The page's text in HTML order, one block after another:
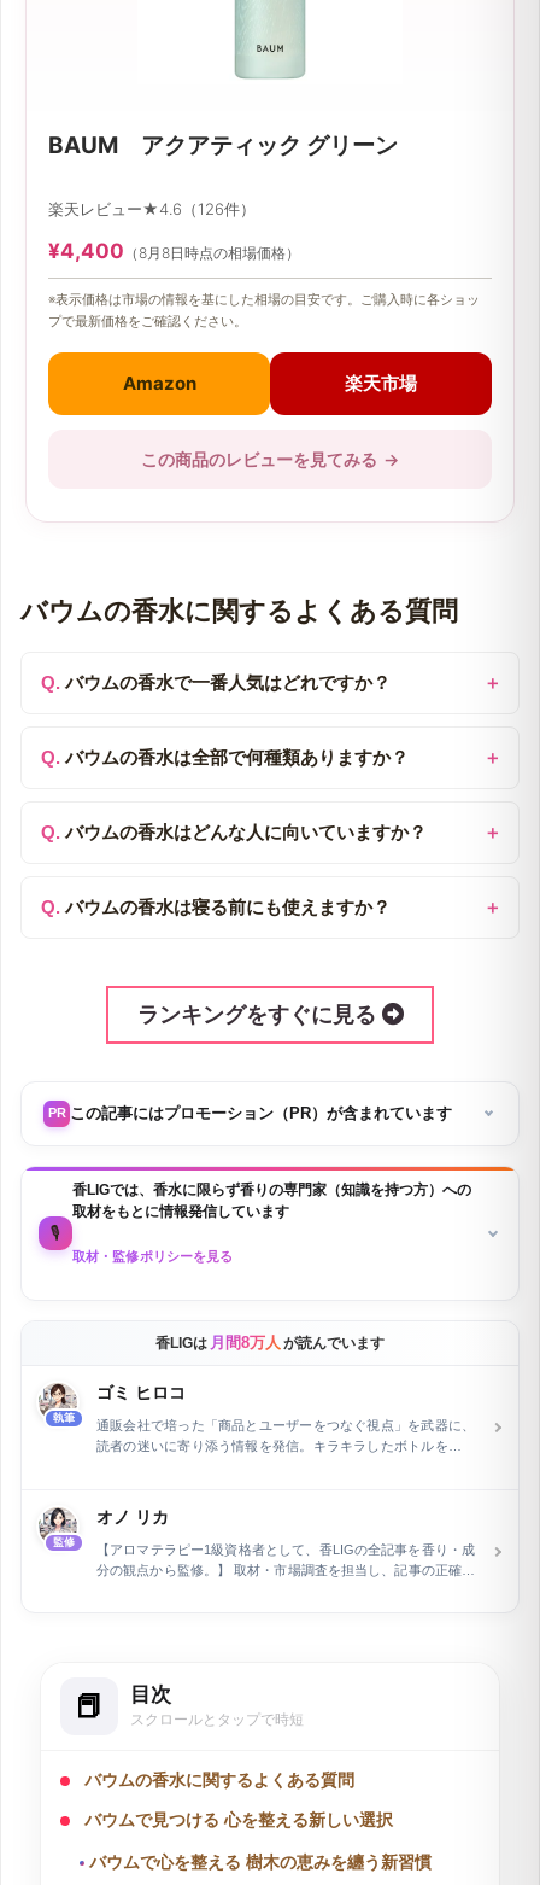
BAUM アクアティック グリーン
楽天レビュー★4.6（126件）
¥4,400 （8月8日時点の相場価格）
※表示価格は市場の情報を基にした相場の目安です。ご購入時に各ショッ
プで最新価格をご確認ください。
Amazon 楽天市場
この商品のレビューを見てみる →
バウムの香水に関するよくある質問
バウムの香水で一番人気はどれですか？
バウムの香水は全部で何種類ありますか？
バウムの香水はどんな人に向いていますか？
バウムの香水は寝る前にも使えますか？
ランキングをすぐに見る
PR この記事にはプロモーション（PR）が含まれています
🎙️
香LIGでは、香水に限らず香りの専門家（知識を持つ方）への
取材をもとに情報発信しています
取材・監修ポリシーを見る
香LIGは 月間8万人 が読んでいます
執筆
ゴミ ヒロコ
通販会社で培った「商品とユーザーをつなぐ視点」を武器に、
読者の迷いに寄り添う情報を発信。キラキラしたボトルを眺め
ビジュアルの美しさなど、心に響く香水の楽しさを、信頼でき
る等身大の言葉で丁寧に届けます。
監修
オノ リカ
【アロマテラピー1級資格者として、香LIGの全記事を香り・成
分の観点から監修。】 取材・市場調査を担当し、記事の正確性
設2ヶ月で予約数を2倍に増加させるなど、デジタルマーケティ
ングにおける顕著な実績を持ちます。
目次
スクロールとタップで時短
バウムの香水に関するよくある質問
バウムで見つける 心を整える新しい選択
バウムで心を整える 樹木の恵みを纏う新習慣